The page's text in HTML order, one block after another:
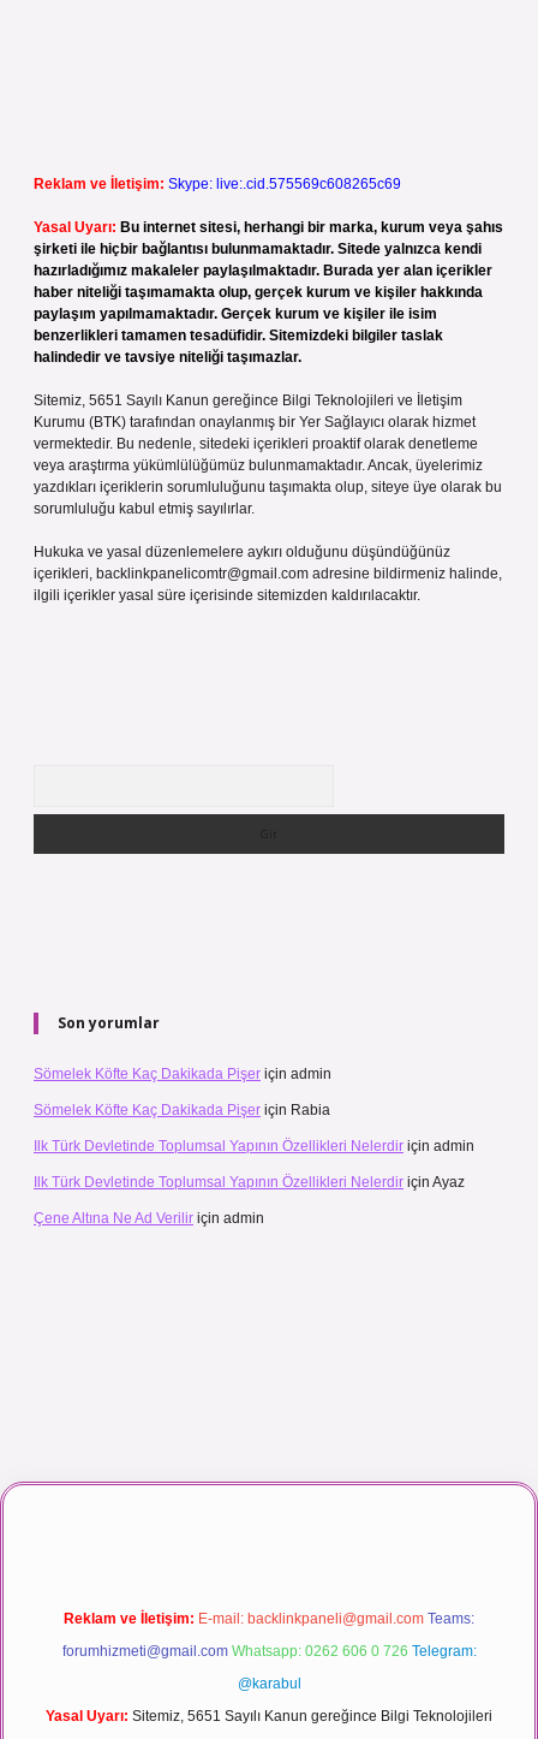
Reklam ve İletişim: Skype: live:.cid.575569c608265c69
Yasal Uyarı: Bu internet sitesi, herhangi bir marka, kurum veya şahıs
şirketi ile hiçbir bağlantısı bulunmamaktadır. Sitede yalnızca kendi
hazırladığımız makaleler paylaşılmaktadır. Burada yer alan içerikler
haber niteliği taşımamakta olup, gerçek kurum ve kişiler hakkında
paylaşım yapılmamaktadır. Gerçek kurum ve kişiler ile isim
benzerlikleri tamamen tesadüfidir. Sitemizdeki bilgiler taslak
halindedir ve tavsiye niteliği taşımazlar.
Sitemiz, 5651 Sayılı Kanun gereğince Bilgi Teknolojileri ve İletişim
Kurumu (BTK) tarafından onaylanmış bir Yer Sağlayıcı olarak hizmet
vermektedir. Bu nedenle, sitedeki içerikleri proaktif olarak denetleme
veya araştırma yükümlülüğümüz bulunmamaktadır. Ancak, üyelerimiz
yazdıkları içeriklerin sorumluluğunu taşımakta olup, siteye üye olarak bu
sorumluluğu kabul etmiş sayılırlar.
Hukuka ve yasal düzenlemelere aykırı olduğunu düşündüğünüz
içerikleri, backlinkpanelicomtr@gmail.com adresine bildirmeniz halinde,
ilgili içerikler yasal süre içerisinde sitemizden kaldırılacaktır.
Son yorumlar
Sömelek Köfte Kaç Dakikada Pişer için admin
Sömelek Köfte Kaç Dakikada Pişer için Rabia
Ilk Türk Devletinde Toplumsal Yapının Özellikleri Nelerdir için admin
Ilk Türk Devletinde Toplumsal Yapının Özellikleri Nelerdir için Ayaz
Çene Altına Ne Ad Verilir için admin
izle
Reklam ve İletişim: E-mail: backlinkpaneli@gmail.com Teams:
forumhizmeti@gmail.com Whatsapp: 0262 606 0 726 Telegram:
@karabul
Yasal Uyarı: Sitemiz, 5651 Sayılı Kanun gereğince Bilgi Teknolojileri